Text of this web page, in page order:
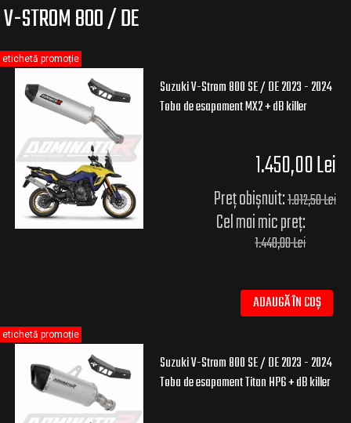
V-STROM 800 / DE
Suzuki V-Strom 800 SE / DE 2023 - 2024
Toba de esapament MX2 + dB killer
1.450,00 Lei
Preț obișnuit:1.812,50 Lei
Cel mai mic preț:
1.440,00 Lei
ADAUGĂ ÎN COȘ
etichetă promoție
Suzuki V-Strom 800 SE / DE 2023 - 2024
Toba de esapament Titan HP6 + dB killer
etichetă promoție